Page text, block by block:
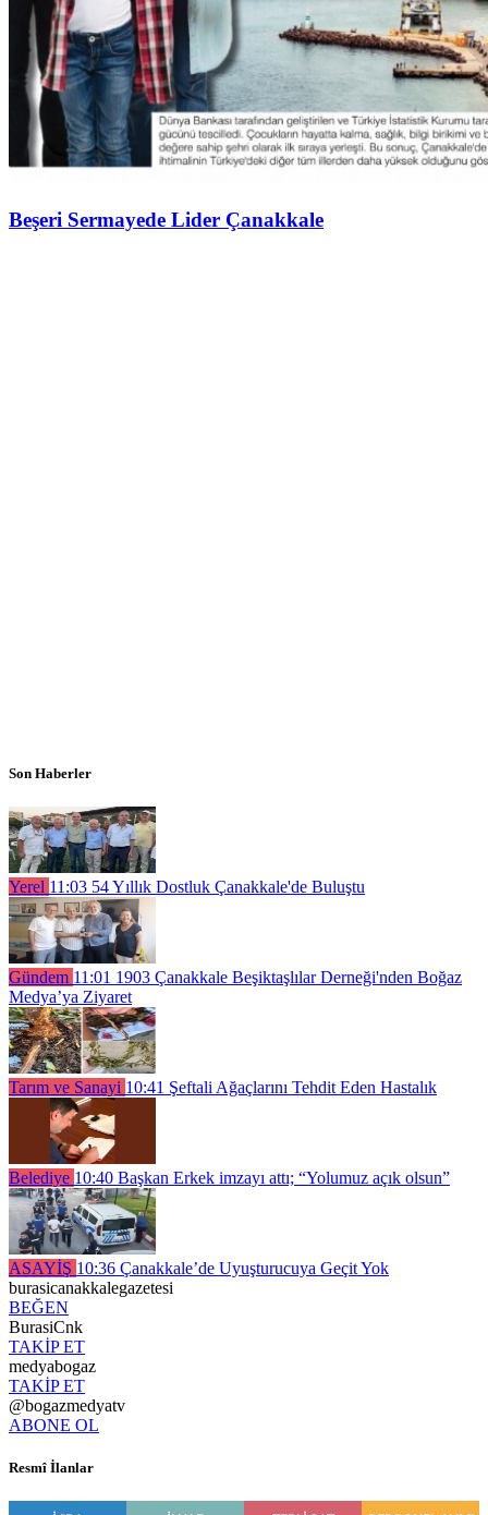
Beşeri Sermayede Lider Çanakkale
Son Haberler
Yerel 11:03 54 Yıllık Dostluk Çanakkale'de Buluştu
Gündem 11:01 1903 Çanakkale Beşiktaşlılar Derneği'nden Boğaz
Medya’ya Ziyaret
Tarım ve Sanayi 10:41 Şeftali Ağaçlarını Tehdit Eden Hastalık
Belediye 10:40 Başkan Erkek imzayı attı; “Yolumuz açık olsun”
ASAYİŞ 10:36 Çanakkale’de Uyuşturucuya Geçit Yok
burasicanakkalegazetesi
BEĞEN
BurasiCnk
TAKİP ET
medyabogaz
TAKİP ET
@bogazmedyatv
ABONE OL
Resmî İlanlar